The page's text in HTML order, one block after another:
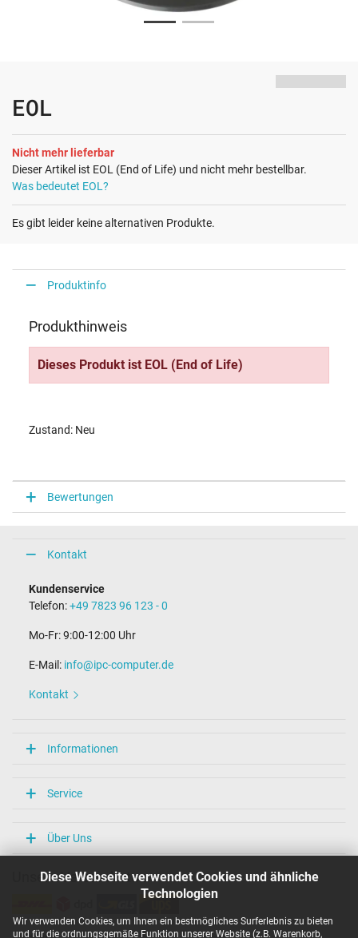
Diese Webseite verwendet Cookies und ähnliche
Technologien
Wir verwenden Cookies, um Ihnen ein bestmögliches Surferlebnis zu bieten
und für die ordnungsgemäße Funktion unserer Website (z.B. Warenkorb,
EOL
Nicht mehr lieferbar
Dieser Artikel ist EOL (End of Life) und nicht mehr bestellbar.
Was bedeutet EOL?
Es gibt leider keine alternativen Produkte.
Produktinfo
Produkthinweis
Dieses Produkt ist EOL (End of Life)
Zustand: Neu
Bewertungen
Kontakt
Kundenservice
Telefon:+49 7823 96 123 - 0
Mo-Fr: 9:00-12:00 Uhr
E-Mail: info@ipc-computer.de
Kontakt
Informationen
Service
Über Uns
Unsere Versandarten